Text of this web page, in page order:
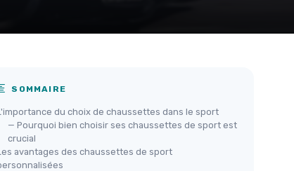
SOMMAIRE
du choix de chaussettes dans le sport
— Pourquoi bien choisir ses chaussettes de sport est
crucial
avantages des chaussettes de sport